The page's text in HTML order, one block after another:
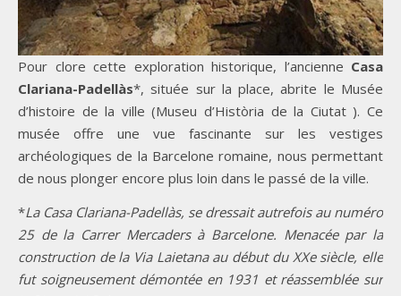
Pour clore cette exploration historique, l’ancienne Casa
Clariana-Padellàs*, située sur la place, abrite le Musée
d’histoire de la ville (Museu d’Història de la Ciutat ). Ce
musée offre une vue fascinante sur les vestiges
archéologiques de la Barcelone romaine, nous permettant
de nous plonger encore plus loin dans le passé de la ville.
*La Casa Clariana-Padellàs, se dressait autrefois au numéro
25 de la Carrer Mercaders à Barcelone. Menacée par la
construction de la Via Laietana au début du XXe siècle, elle
fut soigneusement démontée en 1931 et réassemblée sur